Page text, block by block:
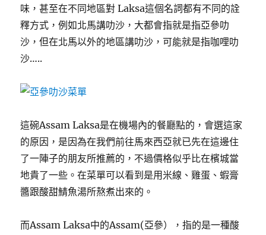
味，甚至在不同地區對 Laksa這個名詞都有不同的詮
釋方式，例如北馬講叻沙，大都會指就是指亞參叻
沙，但在北馬以外的地區講叻沙，可能就是指咖哩叻
沙…..
這碗Assam Laksa是在機場內的餐廳點的，會選這家
的原因，是因為在我們前往馬來西亞就已先在這邊住
了一陣子的朋友所推薦的，不過價格似乎比在檳城當
地貴了一些。在菜單可以看到是用米線、雞蛋、蝦膏
醬跟酸甜鯖魚湯所熬煮出來的。
而Assam Laksa中的Assam(亞參），指的是一種酸